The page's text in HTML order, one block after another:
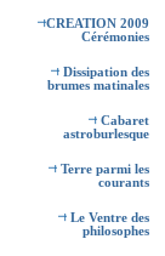
CREATION 2009
Cérémonies
Dissipation des
brumes matinales
Cabaret
astroburlesque
Terre parmi les
courants
Le Ventre des
philosophes